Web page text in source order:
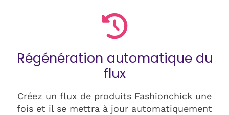
Régénération automatique du
flux
Créez un flux de produits Fashionchick une
fois et il se mettra à jour automatiquement